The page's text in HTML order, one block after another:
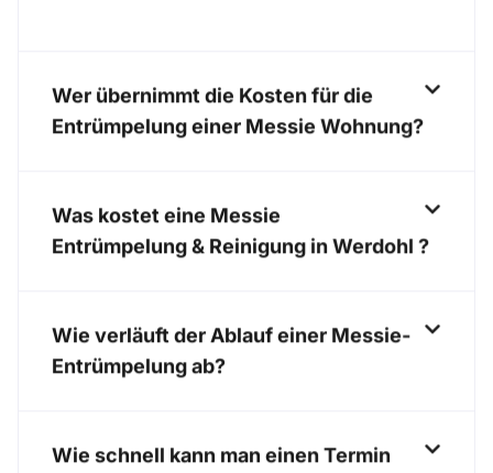
Wer übernimmt die Kosten für die
Entrümpelung einer Messie Wohnung?
Was kostet eine Messie
Entrümpelung & Reinigung in Werdohl ?
Wie verläuft der Ablauf einer Messie-
Entrümpelung ab?
Wie schnell kann man einen Termin